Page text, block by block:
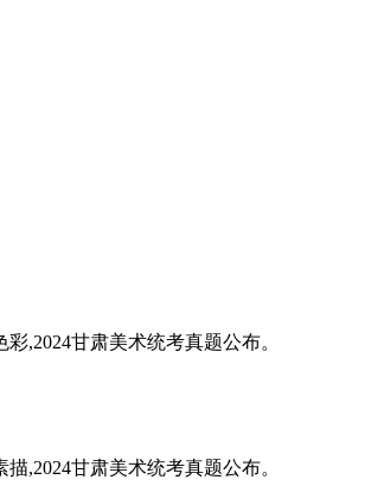
,2024甘肃美术统考真题公布。
,2024甘肃美术统考真题公布。